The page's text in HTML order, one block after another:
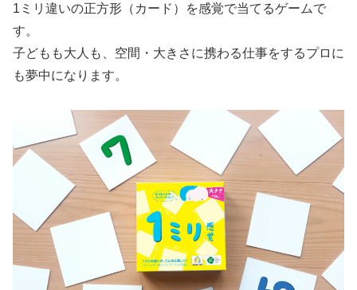
1ミリ違いの正方形（カード）を感覚で当てるゲームで
す。
子どもも大人も、空間・大きさに携わる仕事をするプロに
も夢中になります。